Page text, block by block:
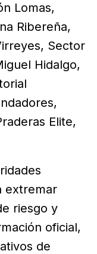
Lomas,
Ribereña,
Sector
Hidalgo,
Elite,
extremar
riesgo y
oficial,
de